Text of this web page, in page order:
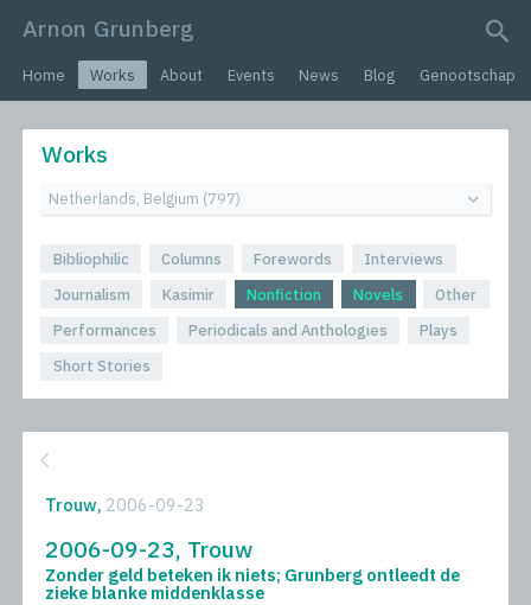
Arnon Grunberg
Home Works About Events News Blog Genootschap
Works
Bibliophilic Columns Forewords
Interviews
Journalism
Kasimir Nonfiction Novels
Other
Performances
Periodicals and Anthologies
Plays
Short Stories
Trouw, 2006-09-23
2006-09-23, Trouw
Zonder geld beteken ik niets; Grunberg ontleedt de
zieke blanke middenklasse